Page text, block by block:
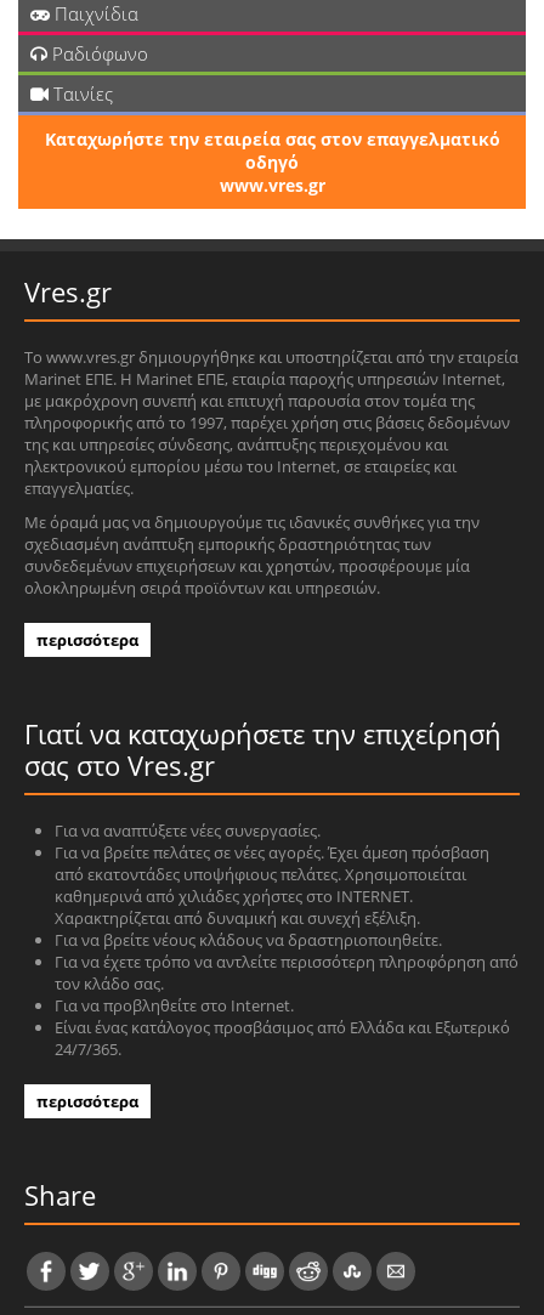
Παιχνίδια
Ραδιόφωνο
Ταινίες
Καταχωρήστε την εταιρεία σας στον επαγγελματικό
οδηγό
www.vres.gr
Vres.gr
Το www.vres.gr δημιουργήθηκε και υποστηρίζεται από την εταιρεία
Marinet ΕΠΕ. Η Marinet ΕΠΕ, εταιρία παροχής υπηρεσιών Internet,
με μακρόχρονη συνεπή και επιτυχή παρουσία στον τομέα της
πληροφορικής από το 1997, παρέχει χρήση στις βάσεις δεδομένων
της και υπηρεσίες σύνδεσης, ανάπτυξης περιεχομένου και
ηλεκτρονικού εμπορίου μέσω του Internet, σε εταιρείες και
επαγγελματίες.
Με όραμά μας να δημιουργούμε τις ιδανικές συνθήκες για την
σχεδιασμένη ανάπτυξη εμπορικής δραστηριότητας των
συνδεδεμένων επιχειρήσεων και χρηστών, προσφέρουμε μία
ολοκληρωμένη σειρά προϊόντων και υπηρεσιών.
περισσότερα
Γιατί να καταχωρήσετε την επιχείρησή
σας στο Vres.gr
Για να αναπτύξετε νέες συνεργασίες.
Για να βρείτε πελάτες σε νέες αγορές. Έχει άμεση πρόσβαση
από εκατοντάδες υποψήφιους πελάτες. Χρησιμοποιείται
καθημερινά από χιλιάδες χρήστες στο INTERNET.
Χαρακτηρίζεται από δυναμική και συνεχή εξέλιξη.
Για να βρείτε νέους κλάδους να δραστηριοποιηθείτε.
Για να έχετε τρόπο να αντλείτε περισσότερη πληροφόρηση από
τον κλάδο σας.
Για να προβληθείτε στο Internet.
Είναι ένας κατάλογος προσβάσιμος από Ελλάδα και Εξωτερικό
24/7/365.
περισσότερα
Share